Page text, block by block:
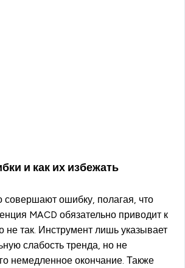
и как их избежать
совершают ошибку, полагая, что
MACD обязательно приводит к
не так. Инструмент лишь указывает
слабость тренда, но не
немедленное окончание. Также